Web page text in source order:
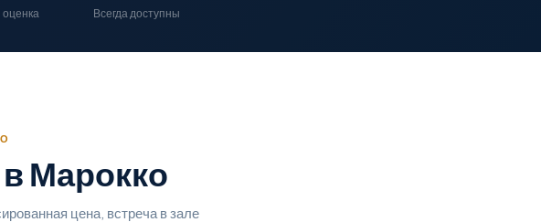
Всегда доступны
Марокко
цена, встреча в зале